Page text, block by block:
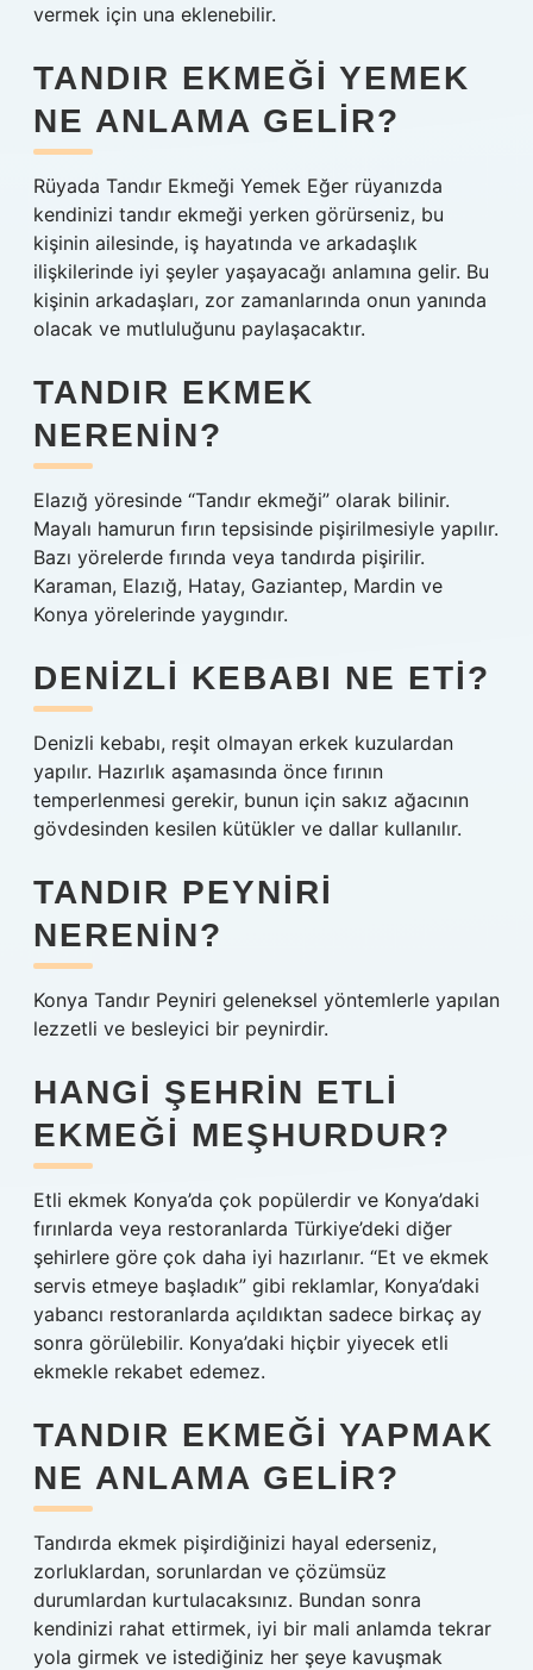
vermek için una eklenebilir.
TANDIR EKMEĞI YEMEK
NE ANLAMA GELIR?
Rüyada Tandır Ekmeği Yemek Eğer rüyanızda
kendinizi tandır ekmeği yerken görürseniz, bu
kişinin ailesinde, iş hayatında ve arkadaşlık
ilişkilerinde iyi şeyler yaşayacağı anlamına gelir. Bu
kişinin arkadaşları, zor zamanlarında onun yanında
olacak ve mutluluğunu paylaşacaktır.
TANDIR EKMEK
NERENIN?
Elazığ yöresinde “Tandır ekmeği” olarak bilinir.
Mayalı hamurun fırın tepsisinde pişirilmesiyle yapılır.
Bazı yörelerde fırında veya tandırda pişirilir.
Karaman, Elazığ, Hatay, Gaziantep, Mardin ve
Konya yörelerinde yaygındır.
DENIZLI KEBABI NE ETI?
Denizli kebabı, reşit olmayan erkek kuzulardan
yapılır. Hazırlık aşamasında önce fırının
temperlenmesi gerekir, bunun için sakız ağacının
gövdesinden kesilen kütükler ve dallar kullanılır.
TANDIR PEYNIRI
NERENIN?
Konya Tandır Peyniri geleneksel yöntemlerle yapılan
lezzetli ve besleyici bir peynirdir.
HANGI ŞEHRIN ETLI
EKMEĞI MEŞHURDUR?
Etli ekmek Konya’da çok popülerdir ve Konya’daki
fırınlarda veya restoranlarda Türkiye’deki diğer
şehirlere göre çok daha iyi hazırlanır. “Et ve ekmek
servis etmeye başladık” gibi reklamlar, Konya’daki
yabancı restoranlarda açıldıktan sadece birkaç ay
sonra görülebilir. Konya’daki hiçbir yiyecek etli
ekmekle rekabet edemez.
TANDIR EKMEĞI YAPMAK
NE ANLAMA GELIR?
Tandırda ekmek pişirdiğinizi hayal ederseniz,
zorluklardan, sorunlardan ve çözümsüz
durumlardan kurtulacaksınız. Bundan sonra
kendinizi rahat ettirmek, iyi bir mali anlamda tekrar
yola girmek ve istediğiniz her şeye kavuşmak